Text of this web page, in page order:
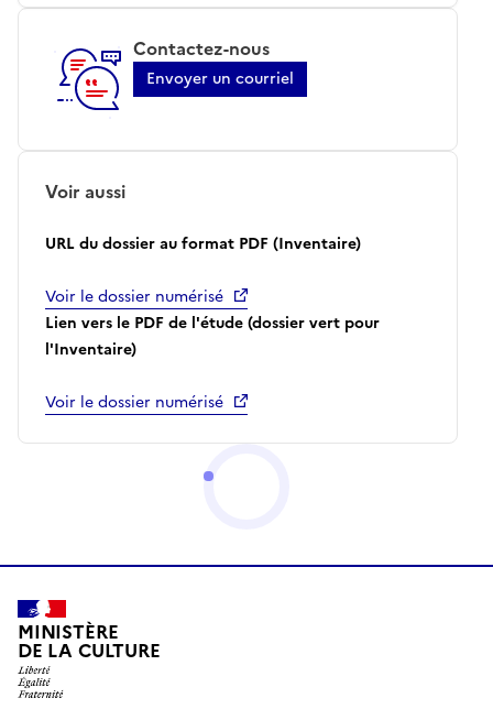
Contactez-nous
Envoyer un courriel
Voir aussi
URL du dossier au format PDF (Inventaire)
Voir le dossier numérisé
Lien vers le PDF de l'étude (dossier vert pour
l'Inventaire)
Voir le dossier numérisé
MINISTÈRE
DE LA CULTURE